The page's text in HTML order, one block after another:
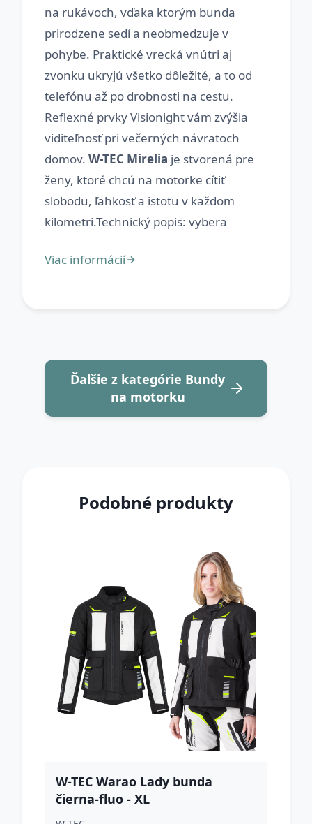
na rukávoch, vďaka ktorým bunda
prirodzene sedí a neobmedzuje v
pohybe. Praktické vrecká vnútri aj
zvonku ukryjú všetko dôležité, a to od
telefónu až po drobnosti na cestu.
Reflexné prvky Visionight vám zvýšia
viditeľnosť pri večerných návratoch
domov. W-TEC Mirelia je stvorená pre
ženy, ktoré chcú na motorke cítiť
slobodu, ľahkosť a istotu v každom
Ďalšie z kategórie Bundy
na motorku
Podobné produkty
W-TEC Warao Lady bunda
čierna-fluo - XL